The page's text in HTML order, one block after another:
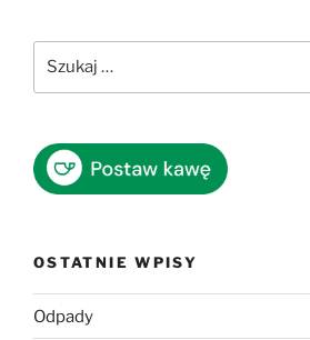
OSTATNIE WPISY
Odpady